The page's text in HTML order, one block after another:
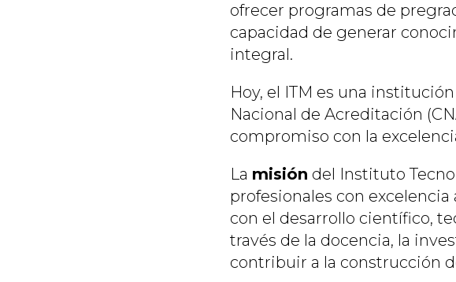
ofrecer programas de
capacidad de generar
integral.
Hoy, el ITM es una
Nacional de Acreditación
compromiso con la
La misión del Instituto
profesionales con
con el desarrollo científico,
través de la docencia, la
contribuir a la construcción